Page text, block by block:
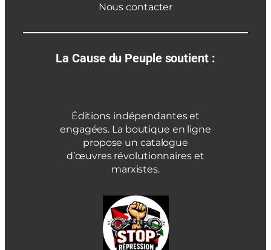
Nous contacter
La Cause du Peuple soutient :
Éditions indépendantes et
engagées. La boutique en ligne
propose un catalogue
d’œuvres révolutionnaires et
marxistes.